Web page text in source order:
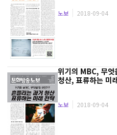
노보 2018-09-04
위기의 MBC, 무엇
청산, 표류하는 미
노보 2018-09-04